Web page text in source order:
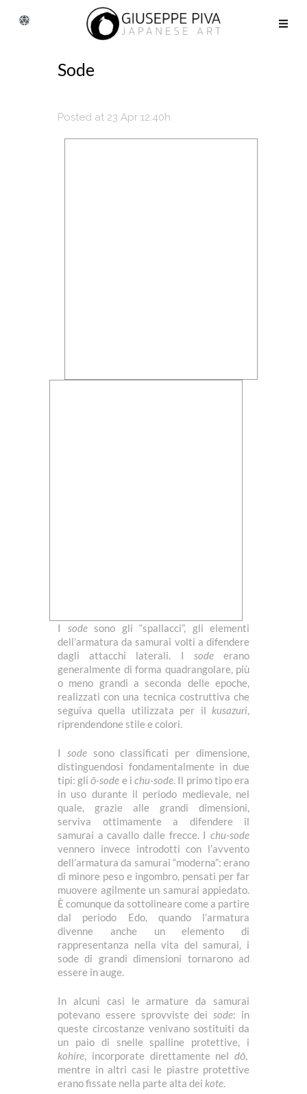
Sode
Posted at 23 Apr 12:40h
I sodesono gli “spallacci”, gli elementi
dell’armatura da samurai volti a difendere
dagli attacchi laterali. I sodeerano
generalmente di forma quadrangolare, più
o meno grandi a seconda delle epoche,
realizzati con una tecnica costruttiva che
seguiva quella utilizzata per il kusazuri,
riprendendone stile e colori.
I sodesono classificati per dimensione,
distinguendosi fondamentalmente in due
tipi: gliō-sode e ichu-sode. Il primo tipo era
in uso durante il periodo medievale, nel
quale, grazie alle grandi dimensioni,
serviva ottimamente a difendere il
samurai a cavallo dalle frecce. I chu-sode
vennero invece introdotti con l’avvento
dell’armatura da samurai “moderna”: erano
di minore peso e ingombro, pensati per far
muovere agilmente un samurai appiedato.
È comunque da sottolineare come a partire
dal periodo Edo, quando l’armatura
divenne anche un elemento di
rappresentanza nella vita del samurai, i
sode di grandi dimensioni tornarono ad
essere in auge.
In alcuni casi le armature da samurai
potevano essere sprovviste deisode: in
queste circostanze venivano sostituiti da
un paio di snelle spalline protettive, i
kohire, incorporate direttamente nel dō,
mentre in altri casi le piastre protettive
erano fissate nella parte alta dei kote.